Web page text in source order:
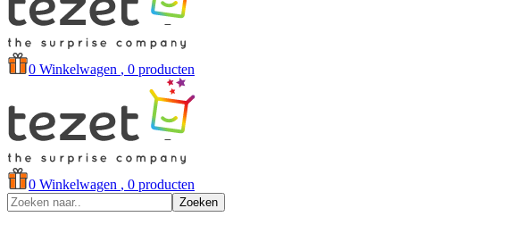
0 Winkelwagen , 0 producten
0 Winkelwagen , 0 producten
Zoeken